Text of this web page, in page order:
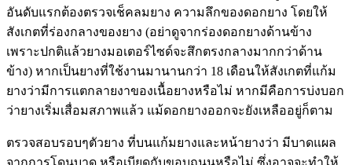
อันดับแรกต้องตรวจเช็คลมยาง ความลึกของดอกยาง โดยให้
สังเกตที่ร่องกลางของยาง (อย่าดูจากร่องดอกยางด้านข้าง
เพราะปกติแล้วยางมอเตอร์ไซด์จะสึกตรงกลางมากกว่าด้าน
ข้าง) หากเป็นยางที่ใช้งานมานานกว่า 18 เดือนให้สังเกตที่แก้ม
ยางว่ามีการแตกลายงาของเนื้อยางหรือไม่ หากมีคือการบ่งบอก
ว่ายางเริ่มเสื่อมสภาพแล้ว แม้ดอกยางออกจะยังเหลืออยู่ก็ตาม
ตรวจสอบรอบๆตัวยาง ที่บนแก้มยางและหน้ายางว่า มีบาดแผล
จากการโดนบาด หรือเบียดกับขอบถนนหรือไม่ ซึ่งอาจจะทำให้